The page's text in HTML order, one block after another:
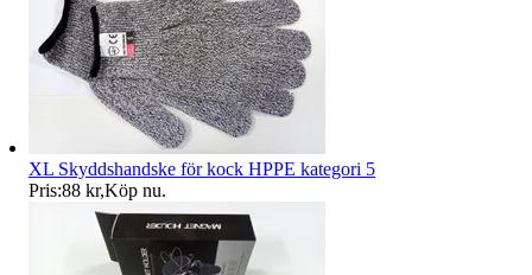
XL Skyddshandske för kock HPPE kategori 5
Pris:88 kr,Köp nu.